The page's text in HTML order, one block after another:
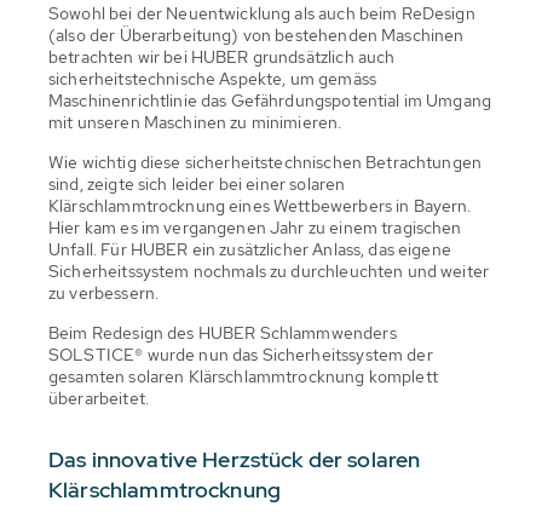
Sowohl bei der Neuentwicklung als auch beim ReDesign
(also der Überarbeitung) von bestehenden Maschinen
betrachten wir bei HUBER grundsätzlich auch
sicherheitstechnische Aspekte, um gemäss
Maschinenrichtlinie das Gefährdungspotential im Umgang
mit unseren Maschinen zu minimieren.
Wie wichtig diese sicherheitstechnischen Betrachtungen
sind, zeigte sich leider bei einer solaren
Klärschlammtrocknung eines Wettbewerbers in Bayern.
Hier kam es im vergangenen Jahr zu einem tragischen
Unfall. Für HUBER ein zusätzlicher Anlass, das eigene
Sicherheitssystem nochmals zu durchleuchten und weiter
zu verbessern.
Beim Redesign des HUBER Schlammwenders
SOLSTICE® wurde nun das Sicherheitssystem der
gesamten solaren Klärschlammtrocknung komplett
überarbeitet.
Das innovative Herzstück der solaren
Klärschlammtrocknung